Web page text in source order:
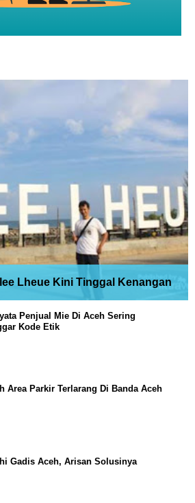
Lheue Kini Tinggal Kenangan
Penjual Mie Di Aceh Sering
Kode Etik
Area Parkir Terlarang Di Banda Aceh
Gadis Aceh, Arisan Solusinya